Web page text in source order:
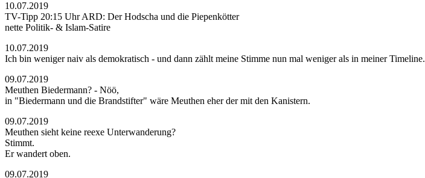
10.07.2019
TV-Tipp 20:15 Uhr ARD: Der Hodscha und die Piepenkötter
nette Politik- & Islam-Satire
10.07.2019
Ich bin weniger naiv als demokratisch - und dann zählt meine Stimme nun mal weniger als in meiner Timeline.
09.07.2019
Meuthen Biedermann? - Nöö,
in "Biedermann und die Brandstifter" wäre Meuthen eher der mit den Kanistern.
09.07.2019
Meuthen sieht keine reexe Unterwanderung?
Stimmt.
Er wandert oben.
09.07.2019